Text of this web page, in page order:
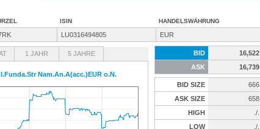
ISIN HANDELSWÄHRUNG
LU0316494805 EUR
1 JAHR 5 JAHRE
Nam.An.A(acc.)EUR o.N.
BID
16,522
ASK
16,739
BID SIZE
666
ASK SIZE
658
HIGH
./.
LOW
./.